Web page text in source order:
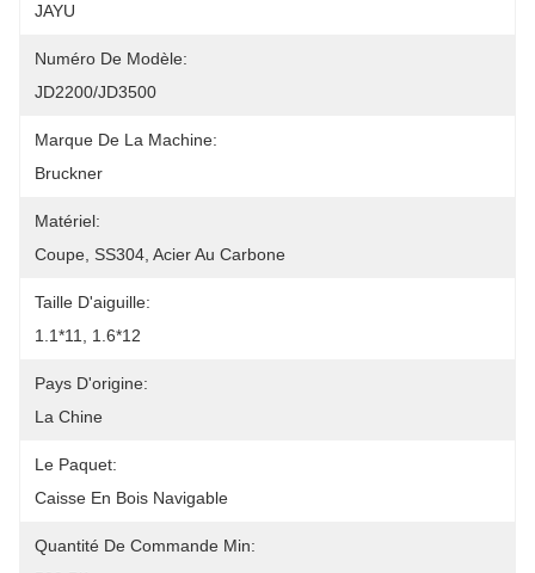
JAYU
Numéro De Modèle:
JD2200/JD3500
Marque De La Machine:
Bruckner
Matériel:
Coupe, SS304, Acier Au Carbone
Taille D'aiguille:
1.1*11, 1.6*12
Pays D'origine:
La Chine
Le Paquet:
Caisse En Bois Navigable
Quantité De Commande Min: